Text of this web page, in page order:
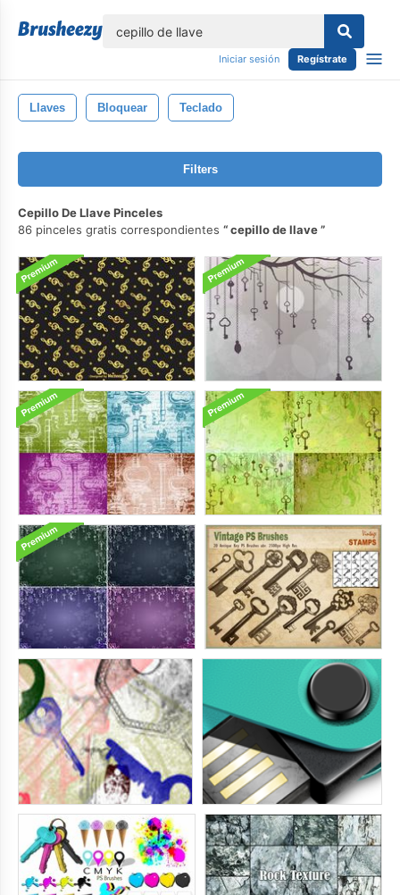
Iniciar sesión Regístrate
Llaves Bloquear Teclado
Filters
Cepillo De Llave Pinceles
86 pinceles gratis correspondientes
cepillo de llave